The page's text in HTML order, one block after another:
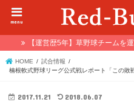
menu
【運営歴5年】草野球チームを
HOME
試合情報
楠根軟式野球リーグ公式戦レポート「この敗
2017.11.21 2018.06.07